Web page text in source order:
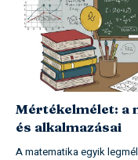
Mértékelmélet: a
és alkalmazásai
A matematika egyik